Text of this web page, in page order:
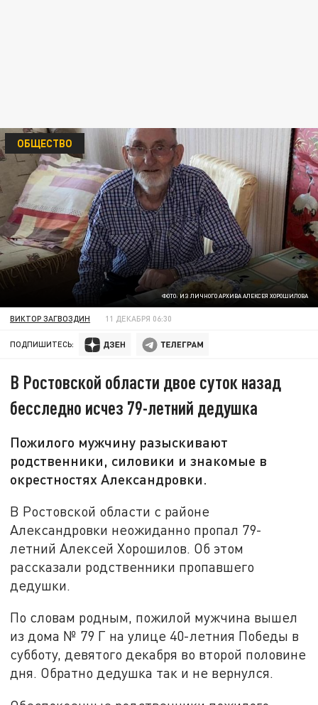
ФОТО: ИЗ ЛИЧНОГО АРХИВА АЛЕКСЕЯ ХОРОШИЛОВА
ОБЩЕСТВО
ВИКТОР ЗАГВОЗДИН 11 ДЕКАБРЯ 06:30
ПОДПИШИТЕСЬ:
В Ростовской области двое суток назад
бесследно исчез 79-летний дедушка
Пожилого мужчину разыскивают
родственники, силовики и знакомые в
окрестностях Александровки.
В Ростовской области с районе
Александровки неожиданно пропал 79-
летний Алексей Хорошилов. Об этом
рассказали родственники пропавшего
дедушки.
По словам родным, пожилой мужчина вышел
из дома № 79 Г на улице 40-летния Победы в
субботу, девятого декабря во второй половине
дня. Обратно дедушка так и не вернулся.